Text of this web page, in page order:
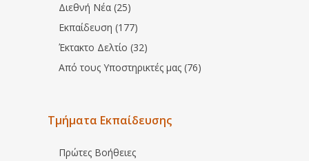
Διεθνή Νέα (25)
Εκπαίδευση (177)
Έκτακτο Δελτίο (32)
Από τους Υποστηρικτές μας (76)
Τμήματα Εκπαίδευσης
Πρώτες Βοήθειες